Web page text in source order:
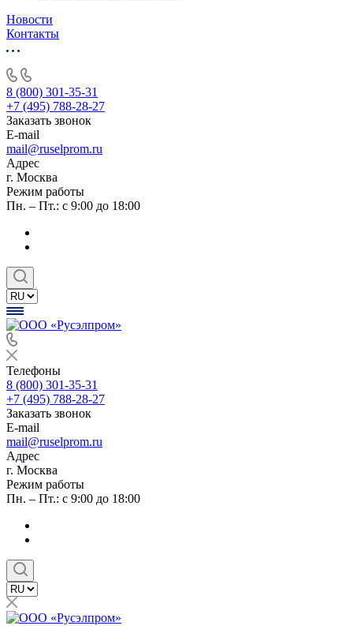
Новости
Контакты
8 (800) 301-35-31
+7 (495) 788-28-27
Заказать звонок
E-mail
mail@ruselprom.ru
Адрес
г. Москва
Режим работы
Пн. – Пт.: с 9:00 до 18:00
Телефоны
8 (800) 301-35-31
+7 (495) 788-28-27
Заказать звонок
E-mail
mail@ruselprom.ru
Адрес
г. Москва
Режим работы
Пн. – Пт.: с 9:00 до 18:00